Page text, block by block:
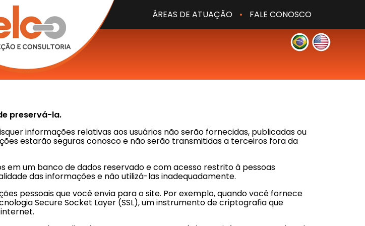
ÁREAS DE ATUAÇÃO • FALE CONOSCO
preservá-la.
informações relativas aos usuários não serão fornecidas, publicadas ou
estarão seguras conosco e não serão transmitidas a terceiros fora da
em um banco de dados reservado e com acesso restrito à pessoas
das informações e não utilizá-las inadequadamente.
pessoais que você envia para o site. Por exemplo, quando você fornece
Secure Socket Layer (SSL), um instrumento de criptografia que